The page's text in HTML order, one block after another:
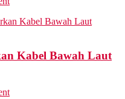
Kabel Bawah Laut